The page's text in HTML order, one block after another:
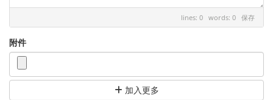
lines: 0 words: 0 保存
附件
加入更多